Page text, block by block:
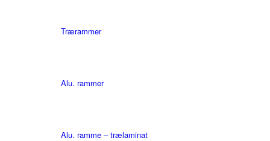
Trærammer
Alu. rammer
Alu. ramme – trælaminat